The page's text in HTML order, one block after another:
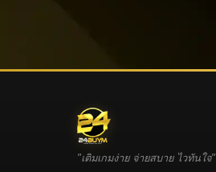
"เติมเกมง่าย จ่ายสบาย ไวทันใจ"